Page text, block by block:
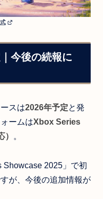
今後の続報に
スは2026年予定と発
ームはXbox Series
。
Showcase 2025」で初
が、今後の追加情報が